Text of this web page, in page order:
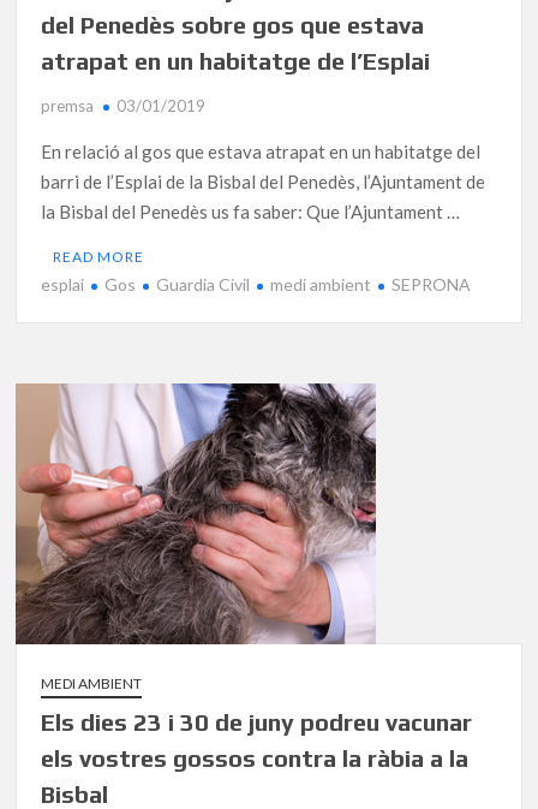
del Penedès sobre gos que estava
atrapat en un habitatge de l’Esplai
premsa 03/01/2019
En relació al gos que estava atrapat en un habitatge del
barri de l’Esplai de la Bisbal del Penedès, l’Ajuntament de
la Bisbal del Penedès us fa saber: Que l’Ajuntament …
READ MORE
esplai Gos Guardia Civil medi ambient SEPRONA
MEDI AMBIENT
Els dies 23 i 30 de juny podreu vacunar
els vostres gossos contra la ràbia a la
Bisbal